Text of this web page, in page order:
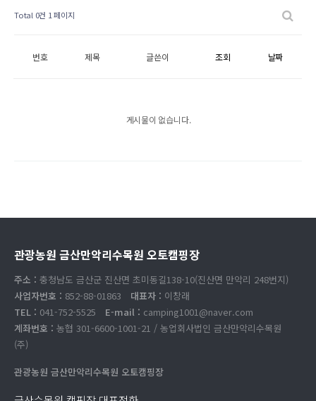
Total 0건 1 페이지
번호 제목 글쓴이 조회 날짜
게시물이 없습니다.
관광농원 금산만악리수목원 오토캠핑장
주소 : 충청남도 금산군 진산면 초미동길138-10(진산면 만악리 248번지)
사업자번호 : 852-88-01863 대표자 : 이창래
TEL : 041-752-5525 E-mail : camping1001@naver.com
계좌번호 : 농협 301-6600-1001-21 / 농업회사법인 금산만악리수목원
(주)
관광농원 금산만악리수목원 오토캠핑장